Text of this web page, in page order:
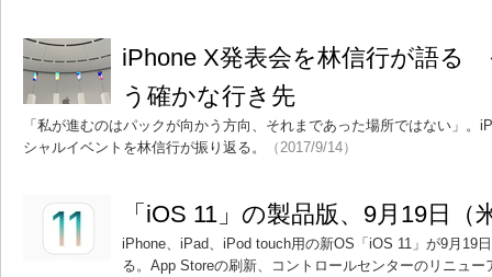
iPhone X発表会を林信行が語る
う確かな行き先
「私が進むのはパックが向かう方向、それまであった場所ではない」。
シャルイベントを林信行が振り返る。
（2017/9/14）
「iOS 11」の製品版、9月19日
iPhone、iPad、iPod touch用の新OS「iOS 11」が9月19
る。App Storeの刷新、コントロールセンターのリニュ